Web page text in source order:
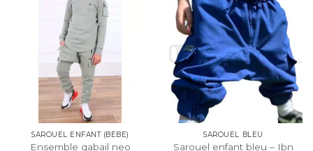
plusieurs
variations.
Les
options
peuvent
être
choisies
sur
la
page
plusieurs
variations.
Les
options
peuvent
être
choisies
page
SAROUEL ENFANT (BÉBÉ)
Ensemble qabail neo
SAROUEL BLEU
Sarouel enfant bleu – Ibn